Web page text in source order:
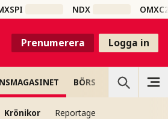
NDX
Prenumerera Logga in
BÖRS VETENSKAP
Krönikor Reportage